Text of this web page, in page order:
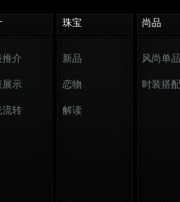
珠宝 尚品
推介
展示
流转
新品
恋物
解读
风尚单品
时装搭配